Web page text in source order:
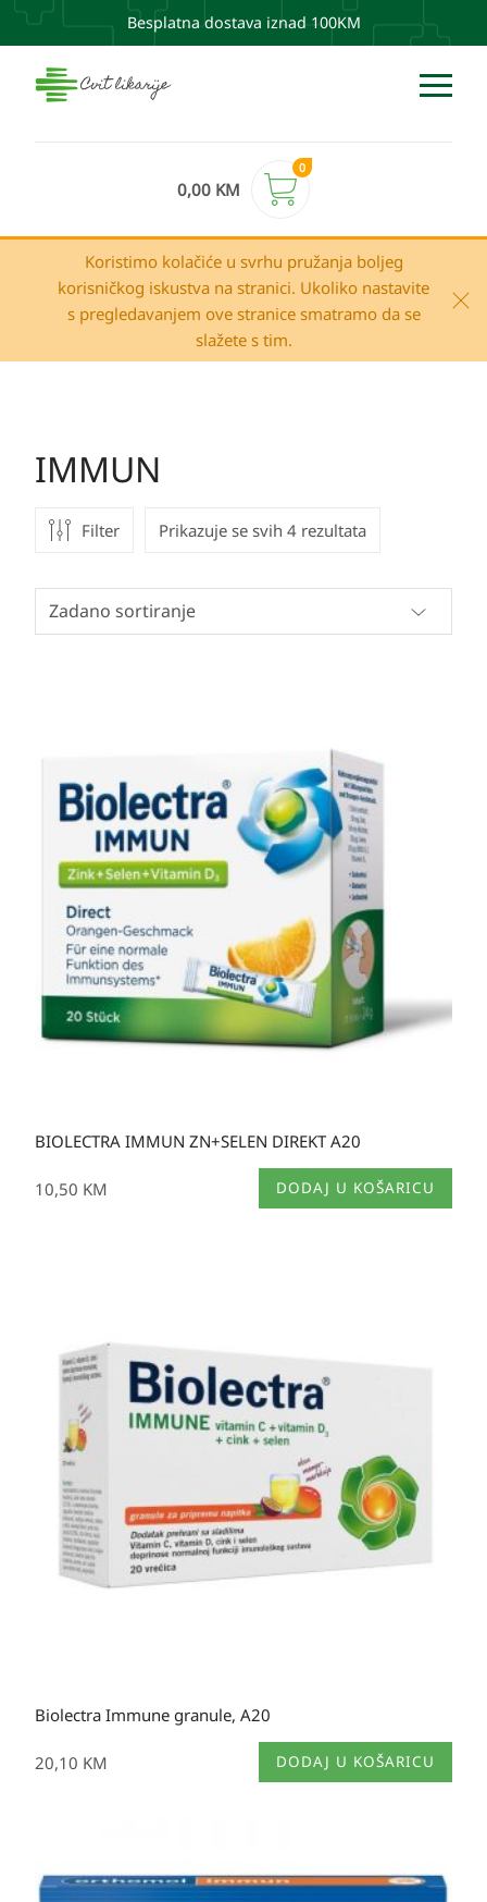
Besplatna dostava iznad 100KM
0,00 KM
0
Koristimo kolačiće u svrhu pružanja boljeg
korisničkog iskustva na stranici. Ukoliko nastavite
s pregledavanjem ove stranice smatramo da se
slažete s tim.
IMMUN
Filter Prikazuje se svih 4 rezultata
BIOLECTRA IMMUN ZN+SELEN DIREKT A20
10,50 KM DODAJ U KOŠARICU
Biolectra Immune granule, A20
20,10 KM DODAJ U KOŠARICU